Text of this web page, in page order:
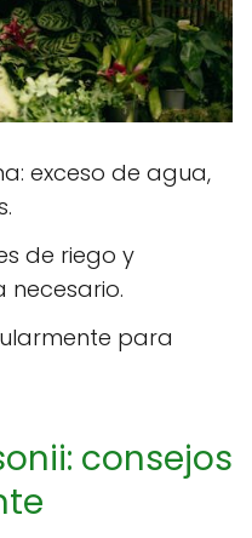
exceso de agua,
de riego y
necesario.
para
consejos